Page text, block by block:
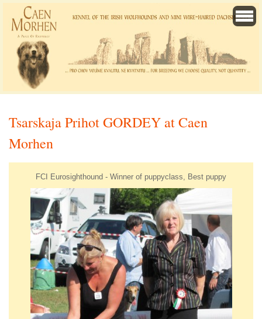
Tsarskaja Prihot GORDEY at Caen
Morhen
FCI Eurosighthound - Winner of puppyclass, Best puppy